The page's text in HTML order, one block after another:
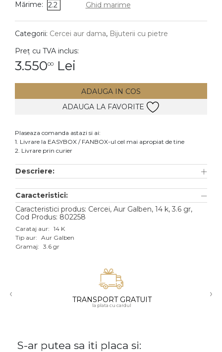
DIAMANTE Vezi toate
Cercei
Accesorii
Aur alb
Aur roz
Aur mixt
18K
Mărime: 2.2 Ghid marime
Categorii: Cercei aur dama, Bijuterii cu pietre
Preț cu TVA inclus:
3.55000 Lei
ADAUGA IN COS
ADAUGA LA FAVORITE
Plaseaza comanda astazi si ai:
1. Livrare la EASYBOX / FANBOX-ul cel mai apropiat de tine
2. Livrare prin curier
Descriere:
Caracteristici:
Caracteristici produs: Cercei, Aur Galben, 14 k, 3.6 gr,
Cod Produs: 802258
Carataj aur: 14 K
Tip aur: Aur Galben
Gramaj: 3.6 gr
‹ TRANSPORT GRATUIT
la plata cu cardul
›
S-ar putea sa iti placa si: